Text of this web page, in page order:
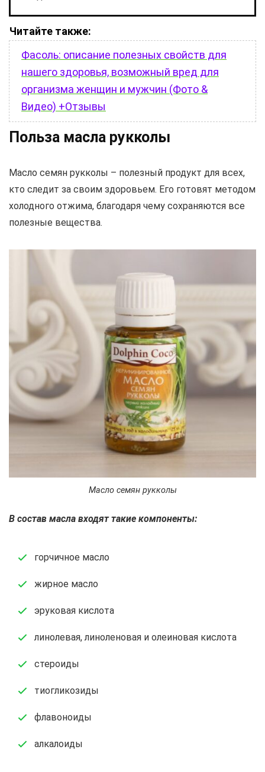
Читайте также:
Фасоль: описание полезных свойств для
нашего здоровья, возможный вред для
организма женщин и мужчин (Фото &
Видео) +Отзывы
Польза масла рукколы
Масло семян рукколы – полезный продукт для всех,
кто следит за своим здоровьем. Его готовят методом
холодного отжима, благодаря чему сохраняются все
полезные вещества.
Масло семян рукколы
В состав масла входят такие компоненты:
горчичное масло
жирное масло
эруковая кислота
линолевая, линоленовая и олеиновая кислота
стероиды
тиогликозиды
флавоноиды
алкалоиды